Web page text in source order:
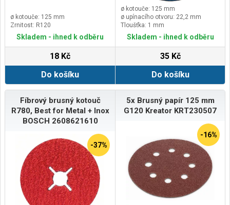
ø kotouče: 125 mm
Zrnitost: R120
Skladem - ihned k odběru
18 Kč
Do košíku
ø kotouče: 125 mm
ø upínacího otvoru: 22,2 mm
Tloušťka: 1 mm
Skladem - ihned k odběru
35 Kč
Do košíku
Fíbrový brusný kotouč
R780, Best for Metal + Inox
BOSCH 2608621610
-37%
5x Brusný papír 125 mm
G120 Kreator KRT230507
-16%